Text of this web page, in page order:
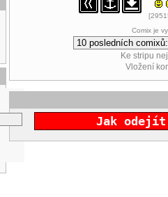
Comix je
Ke stripu
Vložení
Jak odejít